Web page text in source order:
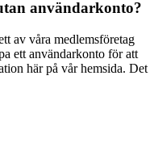
användarkonto?
av våra medlemsföretag
ett användarkonto för att
här på vår hemsida. Det